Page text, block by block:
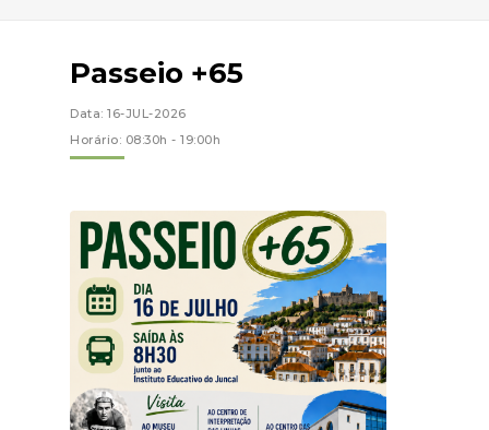
Passeio +65
Data: 16-JUL-2026
Horário: 08:30h - 19:00h